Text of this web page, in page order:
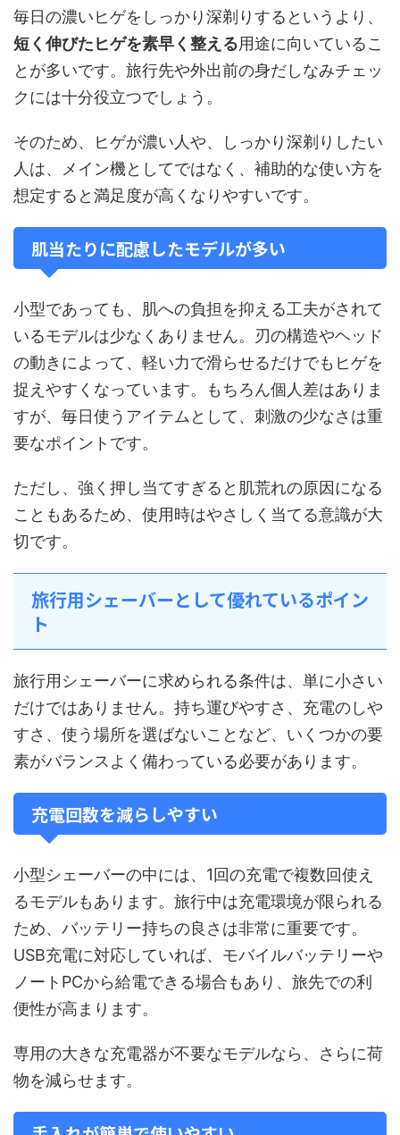
毎日の濃いヒゲをしっかり深剃りするというより、
短く伸びたヒゲを素早く整える用途に向いているこ
とが多いです。旅行先や外出前の身だしなみチェッ
クには十分役立つでしょう。
そのため、ヒゲが濃い人や、しっかり深剃りしたい
人は、メイン機としてではなく、補助的な使い方を
想定すると満足度が高くなりやすいです。
肌当たりに配慮したモデルが多い
小型であっても、肌への負担を抑える工夫がされて
いるモデルは少なくありません。刃の構造やヘッド
の動きによって、軽い力で滑らせるだけでもヒゲを
捉えやすくなっています。もちろん個人差はありま
すが、毎日使うアイテムとして、刺激の少なさは重
要なポイントです。
ただし、強く押し当てすぎると肌荒れの原因になる
こともあるため、使用時はやさしく当てる意識が大
切です。
旅行用シェーバーとして優れているポイン
ト
旅行用シェーバーに求められる条件は、単に小さい
だけではありません。持ち運びやすさ、充電のしや
すさ、使う場所を選ばないことなど、いくつかの要
素がバランスよく備わっている必要があります。
充電回数を減らしやすい
小型シェーバーの中には、1回の充電で複数回使え
るモデルもあります。旅行中は充電環境が限られる
ため、バッテリー持ちの良さは非常に重要です。
USB充電に対応していれば、モバイルバッテリーや
ノートPCから給電できる場合もあり、旅先での利
便性が高まります。
専用の大きな充電器が不要なモデルなら、さらに荷
物を減らせます。